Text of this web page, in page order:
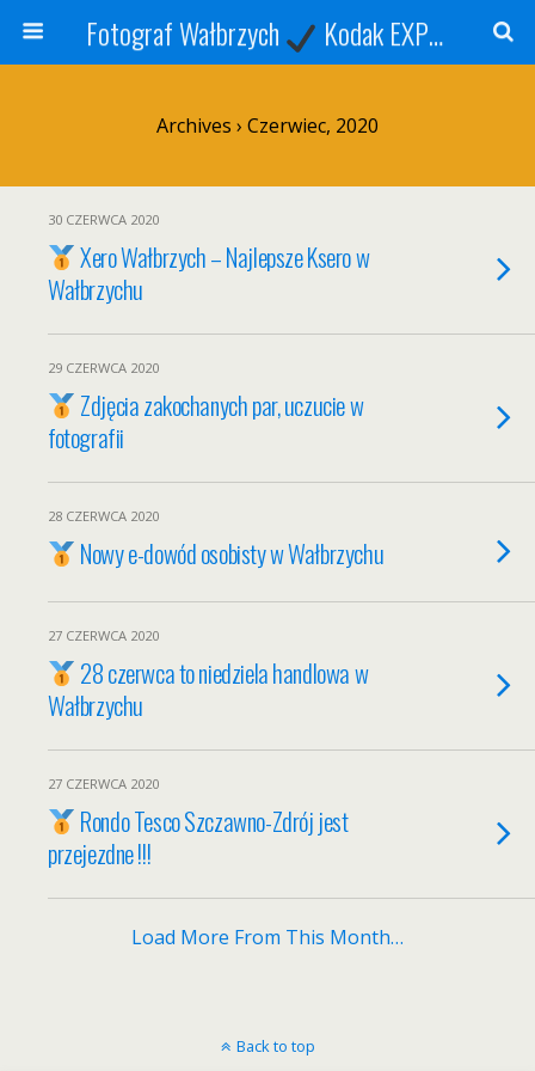
Fotograf Wałbrzych Kodak EXPRESS
Archives › Czerwiec, 2020
30 CZERWCA 2020
Xero Wałbrzych – Najlepsze Ksero w
Wałbrzychu
29 CZERWCA 2020
Zdjęcia zakochanych par, uczucie w
fotografii
28 CZERWCA 2020
Nowy e-dowód osobisty w Wałbrzychu
27 CZERWCA 2020
28 czerwca to niedziela handlowa w
Wałbrzychu
27 CZERWCA 2020
Rondo Tesco Szczawno-Zdrój jest
przejezdne !!!
Load More From This Month…
Back to top